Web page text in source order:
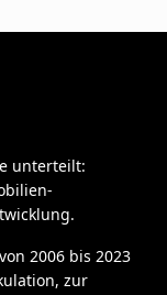
unterteilt:
2006 bis 2023
zur